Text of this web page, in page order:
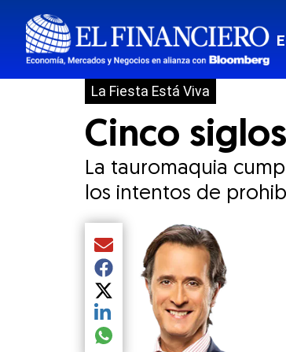
La Fiesta Está Viva
Cinco siglos
La tauromaquia
los intentos de
Compartir el artículo actual mediante
Compartir el artículo actual
Compartir el artículo actual
Compartir el artículo actual
Compartir el artículo actual